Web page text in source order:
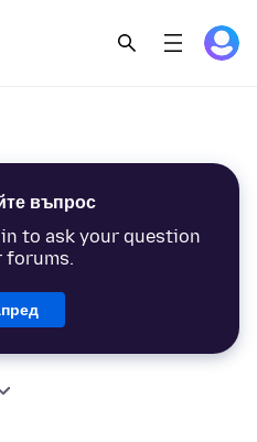
въпрос
to ask your question
forums.